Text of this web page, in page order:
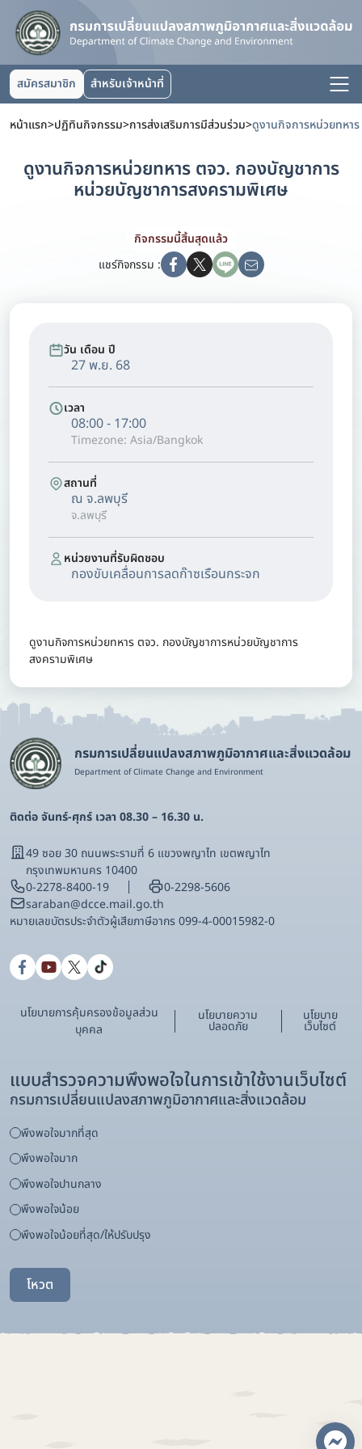
สมัครสมาชิก สำหรับเจ้าหน้าที่
หน้าแรก>ปฏิทินกิจกรรม>การส่งเสริมการมีส่วนร่วม>
ดูงานกิจการหน่วยทหาร ตจว. กองบัญชาการ
หน่วยบัญชาการสงครามพิเศษ
กิจกรรมนี้สิ้นสุดแล้ว
แชร์กิจกรรม :
วัน เดือน ปี
27 พ.ย. 68
เวลา
08:00 - 17:00
Timezone: Asia/Bangkok
สถานที่
ณ จ.ลพบุรี
จ.ลพบุรี
หน่วยงานที่รับผิดชอบ
กองขับเคลื่อนการลดก๊าซเรือนกระจก
ดูงานกิจการหน่วยทหาร ตจว. กองบัญชาการหน่วยบัญชาการ
สงครามพิเศษ
กรมการเปลี่ยนแปลงสภาพภูมิอากาศและสิ่งแวดล้อม
Department of Climate Change and Environment
ติดต่อ จันทร์-ศุกร์ เวลา 08.30 – 16.30 น.
49 ซอย 30 ถนนพระรามที่ 6 แขวงพญาไท เขตพญาไท
กรุงเทพมหานคร 10400
0-2278-8400-19
0-2298-5606
saraban@dcce.mail.go.th
หมายเลขบัตรประจําตัวผู้เสียภาษีอากร 099-4-00015982-0
นโยบายการคุ้มครองข้อมูลส่วน
บุคคล
นโยบายความ
ปลอดภัย
นโยบาย
เว็บไซต์
แบบสำรวจความพึงพอใจในการเข้าใช้งานเว็บไซต์
กรมการเปลี่ยนแปลงสภาพภูมิอากาศและสิ่งแวดล้อม
พึงพอใจมากที่สุด
พึงพอใจมาก
พึงพอใจปานกลาง
พึงพอใจน้อย
พึงพอใจน้อยที่สุด/ให้ปรับปรุง
โหวต